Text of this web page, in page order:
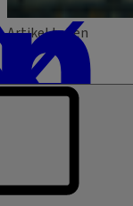
Artikel teilen